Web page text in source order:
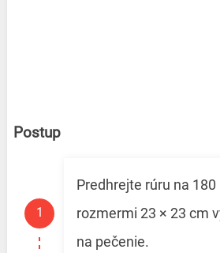
Postup
Predhrejte rúru na 180
rozmermi 23 × 23 cm
na pečenie.